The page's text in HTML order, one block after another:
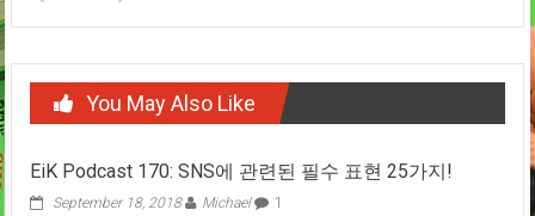
You May Also Like
EiK Podcast 170: SNS에 관련된 필수 표현 25가지!
September 18, 2018 Michael 1